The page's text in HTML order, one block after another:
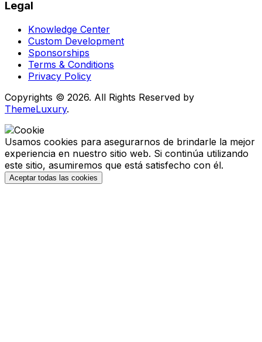
Legal
Knowledge Center
Custom Development
Sponsorships
Terms & Conditions
Privacy Policy
Copyrights © 2026. All Rights Reserved by
ThemeLuxury.
Usamos cookies para asegurarnos de brindarle la mejor
experiencia en nuestro sitio web. Si continúa utilizando
este sitio, asumiremos que está satisfecho con él.
Aceptar todas las cookies